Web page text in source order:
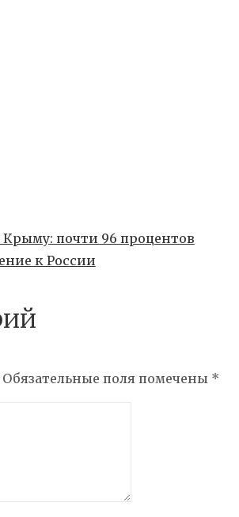
Крыму: почти 96 процентов
к России
Обязательные поля помечены *